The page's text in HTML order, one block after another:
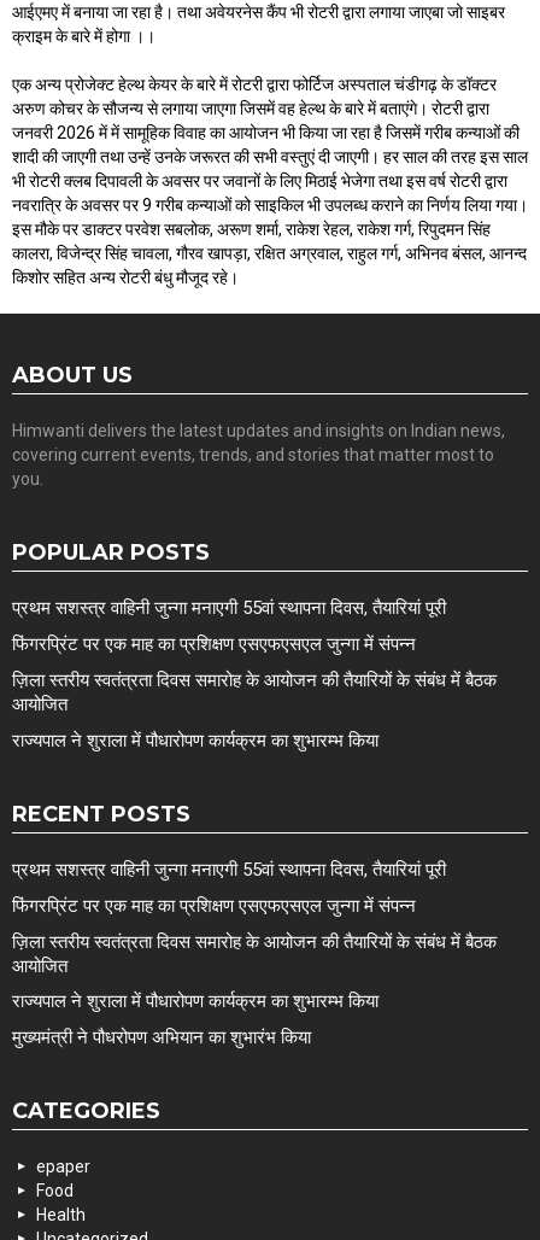
आईएमए में बनाया जा रहा है। तथा अवेयरनेस कैंप भी रोटरी द्वारा लगाया जाएबा जो साइबर
क्राइम के बारे में होगा ।।
एक अन्य प्रोजेक्ट हेल्थ केयर के बारे में रोटरी द्वारा फोर्टिज अस्पताल चंडीगढ़ के डॉक्टर
अरुण कोचर के सौजन्य से लगाया जाएगा जिसमें वह हेल्थ के बारे में बताएंगे। रोटरी द्वारा
जनवरी 2026 में में सामूहिक विवाह का आयोजन भी किया जा रहा है जिसमें गरीब कन्याओं की
शादी की जाएगी तथा उन्हें उनके जरूरत की सभी वस्तुएं दी जाएगी। हर साल की तरह इस साल
भी रोटरी क्लब दिपावली के अवसर पर जवानों के लिए मिठाई भेजेगा तथा इस वर्ष रोटरी द्वारा
नवरात्रि के अवसर पर 9 गरीब कन्याओं को साइकिल भी उपलब्ध कराने का निर्णय लिया गया।
इस मौके पर डाक्टर परवेश सबलोक, अरूण शर्मा, राकेश रेहल, राकेश गर्ग, रिपुदमन सिंह
कालरा, विजेन्द्र सिंह चावला, गौरव खापड़ा, रक्षित अग्रवाल, राहुल गर्ग, अभिनव बंसल, आनन्द
किशोर सहित अन्य रोटरी बंधु मौजूद रहे।
ABOUT US
Himwanti delivers the latest updates and insights on Indian news,
covering current events, trends, and stories that matter most to
you.
POPULAR POSTS
प्रथम सशस्त्र वाहिनी जुन्गा मनाएगी 55वां स्थापना दिवस, तैयारियां पूरी
फिंगरप्रिंट पर एक माह का प्रशिक्षण एसएफएसएल जुन्गा में संपन्न
ज़िला स्तरीय स्वतंत्रता दिवस समारोह के आयोजन की तैयारियों के संबंध में बैठक
आयोजित
राज्यपाल ने शुराला में पौधारोपण कार्यक्रम का शुभारम्भ किया
RECENT POSTS
प्रथम सशस्त्र वाहिनी जुन्गा मनाएगी 55वां स्थापना दिवस, तैयारियां पूरी
फिंगरप्रिंट पर एक माह का प्रशिक्षण एसएफएसएल जुन्गा में संपन्न
ज़िला स्तरीय स्वतंत्रता दिवस समारोह के आयोजन की तैयारियों के संबंध में बैठक
आयोजित
राज्यपाल ने शुराला में पौधारोपण कार्यक्रम का शुभारम्भ किया
मुख्यमंत्री ने पौधरोपण अभियान का शुभारंभ किया
CATEGORIES
epaper
Food
Health